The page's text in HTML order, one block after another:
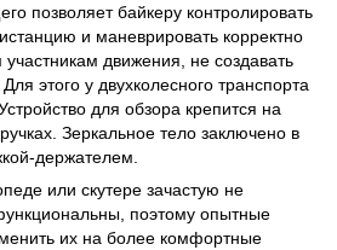
позволяет байкеру контролировать
и маневрировать корректно
движения, не создавать
этого у двухколесного транспорта
для обзора крепится на
Зеркальное тело заключено в
держателем.
или скутере зачастую не
поэтому опытные
их на более комфортные